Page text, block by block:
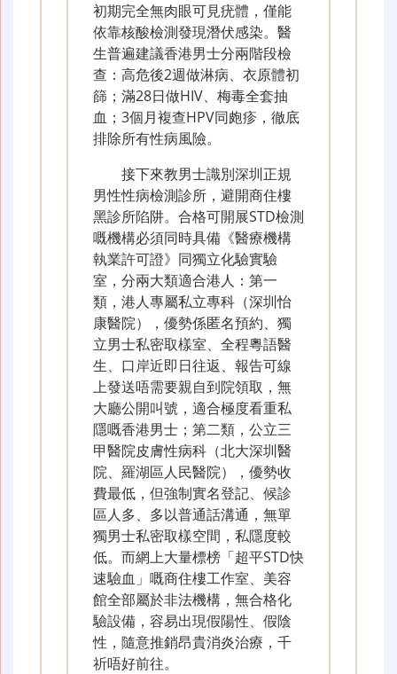
初期完全無肉眼可見疣體，僅能
依靠核酸檢測發現潛伏感染。醫
生普遍建議香港男士分兩階段檢
查：高危後2週做淋病、衣原體初
篩；滿28日做HIV、梅毒全套抽
血；3個月複查HPV同皰疹，徹底
排除所有性病風險。
接下來教男士識別深圳正規
男性性病檢測診所，避開商住樓
黑診所陷阱。合格可開展STD檢測
嘅機構必須同時具備《醫療機構
執業許可證》同獨立化驗實驗
室，分兩大類適合港人：第一
類，港人專屬私立專科（深圳怡
康醫院），優勢係匿名預約、獨
立男士私密取樣室、全程粵語醫
生、口岸近即日往返、報告可線
上發送唔需要親自到院領取，無
大廳公開叫號，適合極度看重私
隱嘅香港男士；第二類，公立三
甲醫院皮膚性病科（北大深圳醫
院、羅湖區人民醫院），優勢收
費最低，但強制實名登記、候診
區人多、多以普通話溝通，無單
獨男士私密取樣空間，私隱度較
低。而網上大量標榜「超平STD快
速驗血」嘅商住樓工作室、美容
館全部屬於非法機構，無合格化
驗設備，容易出現假陽性、假陰
性，隨意推銷昂貴消炎治療，千
祈唔好前往。